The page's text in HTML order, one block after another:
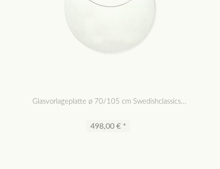
Glasvorlageplatte ø 70/105 cm Swedishclassics...
498,00 € *